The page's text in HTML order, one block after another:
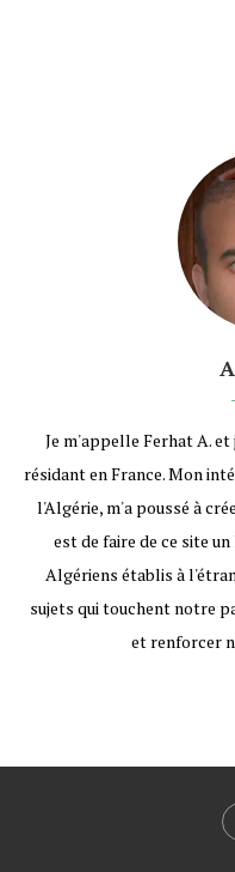
Je m'appelle Ferhat A.
résidant en France. Mon
l'Algérie, m'a poussé à
est de faire de ce site
Algériens établis à
sujets qui touchent notre
et renforcer